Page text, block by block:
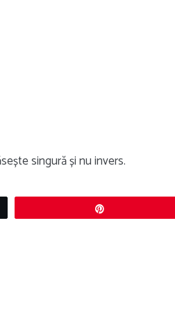
singură și nu invers.